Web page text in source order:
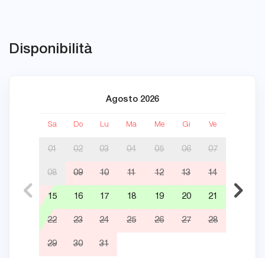
Disponibilità
Agosto 2026
Sa Do Lu Ma Me Gi Ve
01 02 03 04 05 06 07
08 09 10 11 12 13 14
15 16 17 18 19 20 21
22 23 24 25 26 27 28
29 30 31